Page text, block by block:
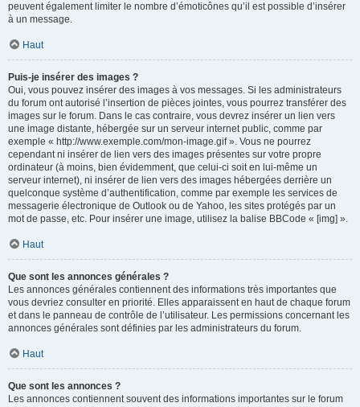
peuvent également limiter le nombre d’émoticônes qu’il est possible d’insérer
à un message.
Haut
Puis-je insérer des images ?
Oui, vous pouvez insérer des images à vos messages. Si les administrateurs
du forum ont autorisé l’insertion de pièces jointes, vous pourrez transférer des
images sur le forum. Dans le cas contraire, vous devrez insérer un lien vers
une image distante, hébergée sur un serveur internet public, comme par
exemple « http://www.exemple.com/mon-image.gif ». Vous ne pourrez
cependant ni insérer de lien vers des images présentes sur votre propre
ordinateur (à moins, bien évidemment, que celui-ci soit en lui-même un
serveur internet), ni insérer de lien vers des images hébergées derrière un
quelconque système d’authentification, comme par exemple les services de
messagerie électronique de Outlook ou de Yahoo, les sites protégés par un
mot de passe, etc. Pour insérer une image, utilisez la balise BBCode « [img] ».
Haut
Que sont les annonces générales ?
Les annonces générales contiennent des informations très importantes que
vous devriez consulter en priorité. Elles apparaissent en haut de chaque forum
et dans le panneau de contrôle de l’utilisateur. Les permissions concernant les
annonces générales sont définies par les administrateurs du forum.
Haut
Que sont les annonces ?
Les annonces contiennent souvent des informations importantes sur le forum